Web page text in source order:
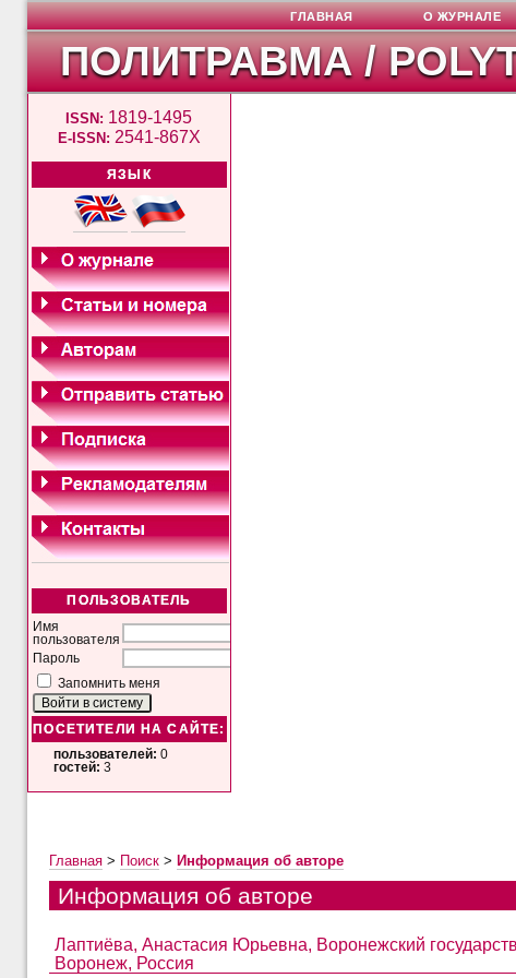
ПОЛИТРАВМА /
ISSN: 1819-1495
E-ISSN: 2541-867X
ЯЗЫК
ПОЛЬЗОВАТЕЛЬ
Имя
пользователя
Пароль
Запомнить меня
ПОСЕТИТЕЛИ НА САЙТЕ:
пользователей: 0
гостей: 3
ГЛАВНАЯ О ЖУРНАЛЕ
Главная> Поиск> Информация об авторе
Информация об авторе
Лаптиёва, Анастасия Юрьевна, Воронежский
Воронеж, Россия